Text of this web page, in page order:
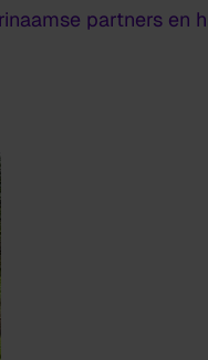
partners en